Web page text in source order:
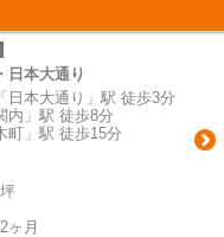
日本大通り
日本大通り」駅 徒歩3分
内」駅 徒歩8分
町」駅 徒歩15分
ヶ月